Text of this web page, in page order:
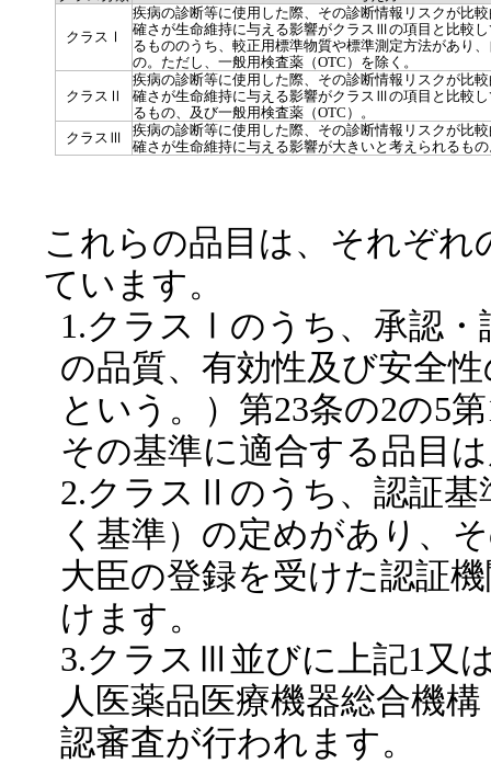
クラスⅠ
疾病の診断等に使用した際、その診断情報リスクが比
確さが生命維持に与える影響がクラスⅢの項目と比較
るもののうち、較正用標準物質や標準測定方法があり
の。ただし、一般用検査薬（OTC）を除く。
クラスⅡ
疾病の診断等に使用した際、その診断情報リスクが比
確さが生命維持に与える影響がクラスⅢの項目と比較
るもの、及び一般用検査薬（OTC）。
クラスⅢ
疾病の診断等に使用した際、その診断情報リスクが比
確さが生命維持に与える影響が大きいと考えられるも
これらの品目は、それぞ
ています。
1.クラスⅠのうち、承認・
の品質、有効性及び安全
という。）第23条の2の5
その基準に適合する品目
2.クラスⅡのうち、認証基
く基準）の定めがあり、
大臣の登録を受けた認証
けます。
3.クラスⅢ並びに上記1又
人医薬品医療機器総合機
認審査が行われます。